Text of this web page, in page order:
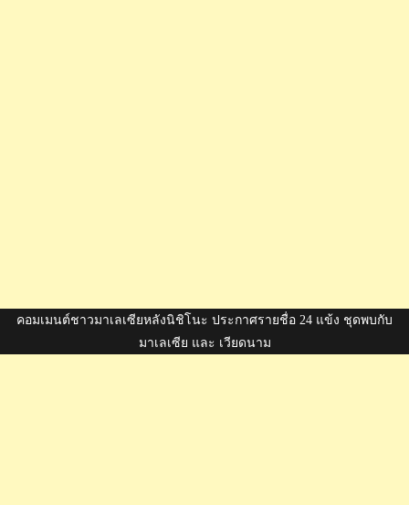
คอมเมนต์ชาวมาเลเซียหลังนิชิโนะ ประกาศรายชื่อ 24 แข้ง ชุดพบกับ
มาเลเซีย และ เวียดนาม